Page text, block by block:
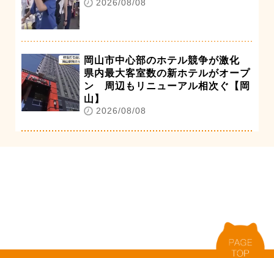
2026/08/08
岡山市中心部のホテル競争が激化
県内最大客室数の新ホテルがオープ
ン 周辺もリニューアル相次ぐ【岡
山】
2026/08/08